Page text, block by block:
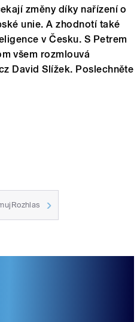
změny díky nařízení o
unie. A zhodnotí také
v Česku. S Petrem
všem rozmlouvá
David Slížek. Poslechněte